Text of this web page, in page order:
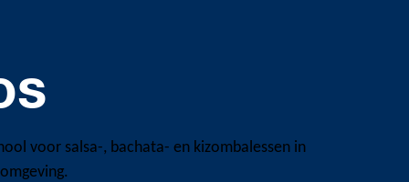
voor salsa-, bachata- en kizombalessen in